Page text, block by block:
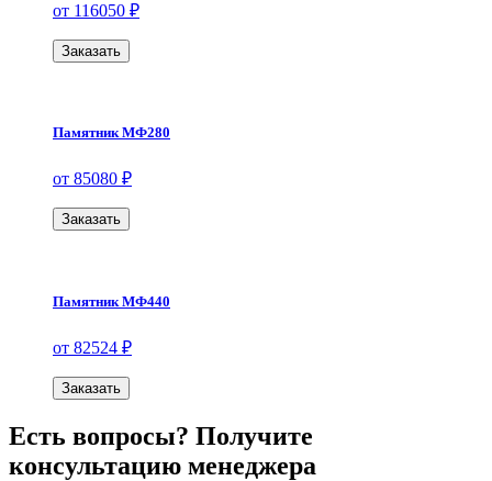
от 116050 ₽
Заказать
Памятник МФ280
от 85080 ₽
Заказать
Памятник МФ440
от 82524 ₽
Заказать
Есть вопросы? Получите
консультацию менеджера